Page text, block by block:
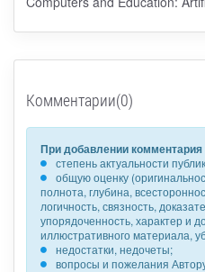
Комментарии(0)
При добавлении комментария
степень актуальности
общую оценку
полнота, глубина,
логичность, связность,
упорядоченность, характер и
иллюстративного материала,
недостатки, недочеты;
вопросы и пожелания